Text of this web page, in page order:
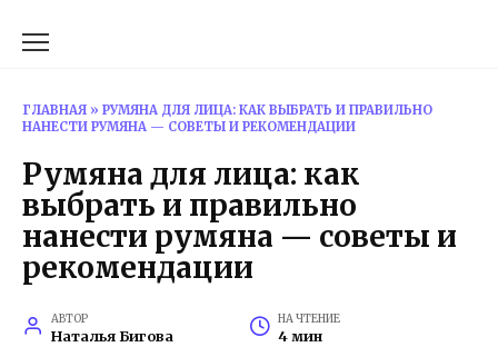
ГЛАВНАЯ » РУМЯНА ДЛЯ ЛИЦА: КАК ВЫБРАТЬ И ПРАВИЛЬНО
НАНЕСТИ РУМЯНА — СОВЕТЫ И РЕКОМЕНДАЦИИ
Румяна для лица: как
выбрать и правильно
нанести румяна — советы и
рекомендации
АВТОР
Наталья Бигова
НА ЧТЕНИЕ
4 мин